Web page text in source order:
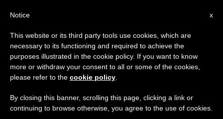
×
Aviso importante
Del 27 de julio al 7 de agosto haremos la pausa
anual, aprovechando que en el periodo de verano
se generan menos informaciones y también el
x
Notice
This website or its third party tools use cookies, which are
necessary to its functioning and required to achieve the
purposes illustrated in the cookie policy. If you want to know
more or withdraw your consent to all or some of the cookies,
please refer to the cookie policy
By closing this banner, scrolling this page, clicking a link or
continuing to browse otherwise, you agree to the use of cookies.